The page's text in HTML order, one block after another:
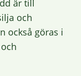
är till
och
också göras i